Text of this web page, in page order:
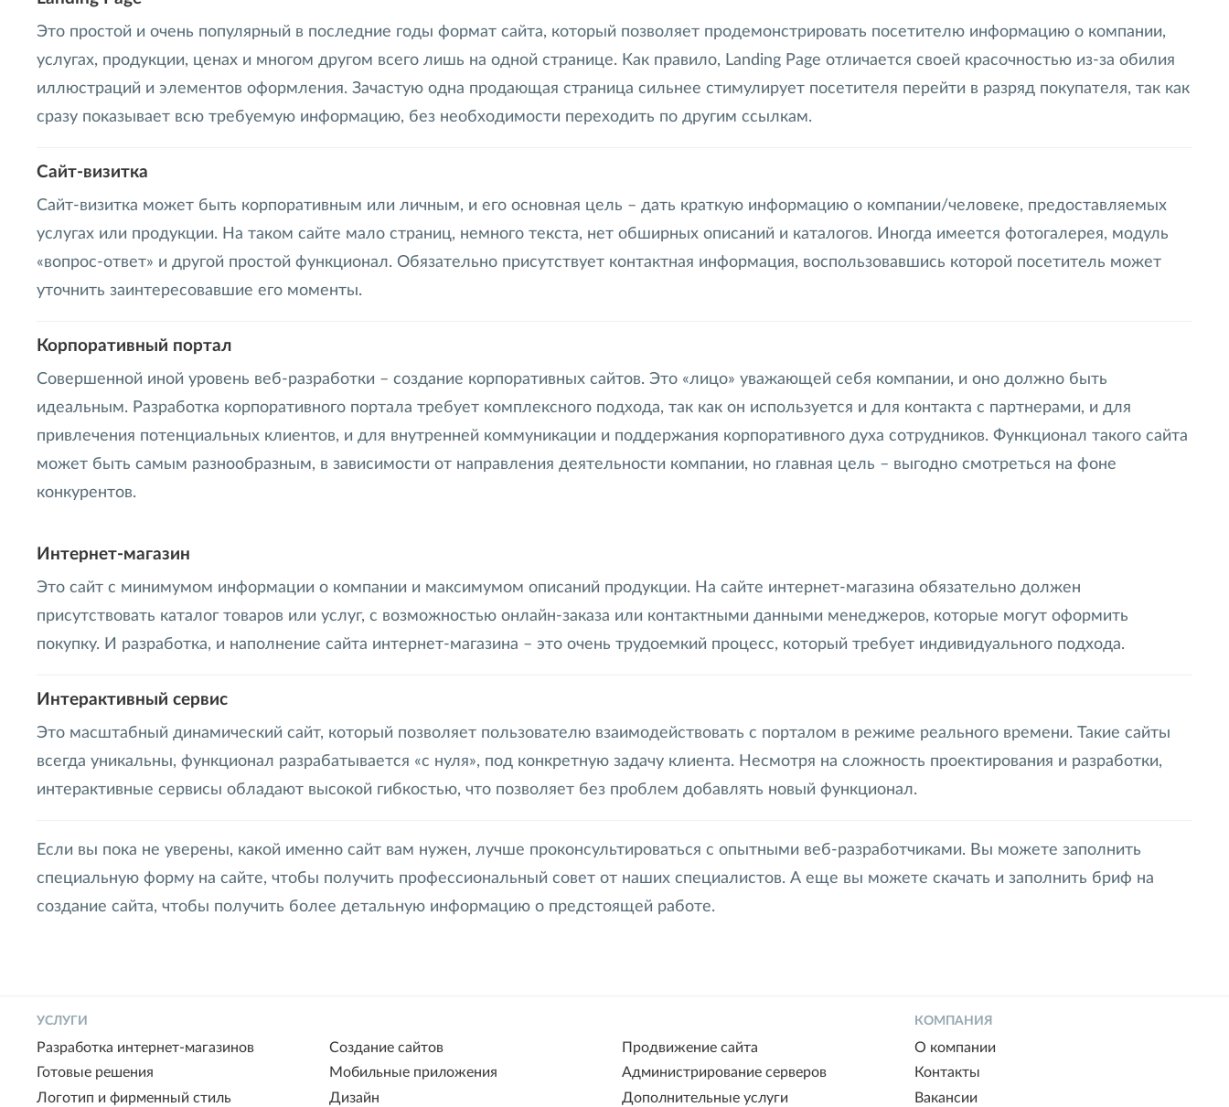
Это простой и очень популярный в последние годы формат сайта, который позволяет продемонстрировать посетителю информацию о компании,
услугах, продукции, ценах и многом другом всего лишь на одной странице. Как правило, Landing Page отличается своей красочностью из-за обилия
иллюстраций и элементов оформления. Зачастую одна продающая страница сильнее стимулирует посетителя перейти в разряд покупателя, так как
сразу показывает всю требуемую информацию, без необходимости переходить по другим ссылкам.
Сайт-визитка
Сайт-визитка может быть корпоративным или личным, и его основная цель – дать краткую информацию о компании/человеке, предоставляемых
услугах или продукции. На таком сайте мало страниц, немного текста, нет обширных описаний и каталогов. Иногда имеется фотогалерея, модуль
«вопрос-ответ» и другой простой функционал. Обязательно присутствует контактная информация, воспользовавшись которой посетитель может
уточнить заинтересовавшие его моменты.
Корпоративный портал
Совершенной иной уровень веб-разработки – создание корпоративных сайтов. Это «лицо» уважающей себя компании, и оно должно быть
идеальным. Разработка корпоративного портала требует комплексного подхода, так как он используется и для контакта с партнерами, и для
привлечения потенциальных клиентов, и для внутренней коммуникации и поддержания корпоративного духа сотрудников. Функционал такого сайта
может быть самым разнообразным, в зависимости от направления деятельности компании, но главная цель – выгодно смотреться на фоне
конкурентов.
Интернет-магазин
Это сайт с минимумом информации о компании и максимумом описаний продукции. На сайте интернет-магазина обязательно должен
присутствовать каталог товаров или услуг, с возможностью онлайн-заказа или контактными данными менеджеров, которые могут оформить
покупку. И разработка, и наполнение сайта интернет-магазина – это очень трудоемкий процесс, который требует индивидуального подхода.
Интерактивный сервис
Это масштабный динамический сайт, который позволяет пользователю взаимодействовать с порталом в режиме реального времени. Такие сайты
всегда уникальны, функционал разрабатывается «с нуля», под конкретную задачу клиента. Несмотря на сложность проектирования и разработки,
интерактивные сервисы обладают высокой гибкостью, что позволяет без проблем добавлять новый функционал.
Если вы пока не уверены, какой именно сайт вам нужен, лучше проконсультироваться с опытными веб-разработчиками. Вы можете заполнить
специальную форму на сайте, чтобы получить профессиональный совет от наших специалистов. А еще вы можете скачать и заполнить бриф на
создание сайта, чтобы получить более детальную информацию о предстоящей работе.
УСЛУГИ
Разработка интернет-магазинов
Готовые решения
Логотип и фирменный стиль
Создание сайтов
Мобильные приложения
Дизайн
Продвижение сайта
Администрирование серверов
Дополнительные услуги
КОМПАНИЯ
О компании
Контакты
Вакансии